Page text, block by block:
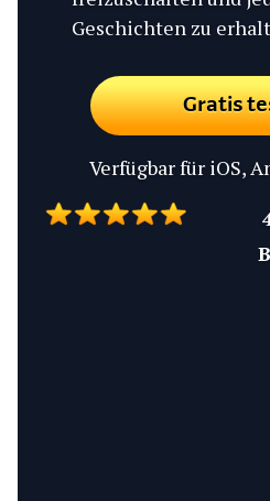
Geschichten zu
Gratis
Verfügbar für iOS,